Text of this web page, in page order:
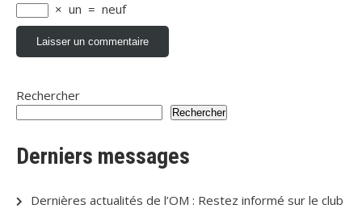
× un = neuf
Rechercher
Rechercher
Derniers messages
Dernières actualités de l’OM : Restez informé sur le club